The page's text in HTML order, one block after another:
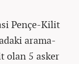
Pençe-Kilit
arama-
olan 5 asker